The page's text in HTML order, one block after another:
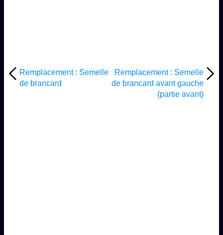
Remplacement : Semelle
de brancard
Remplacement : Semelle
de brancard avant gauche
(partie avant)